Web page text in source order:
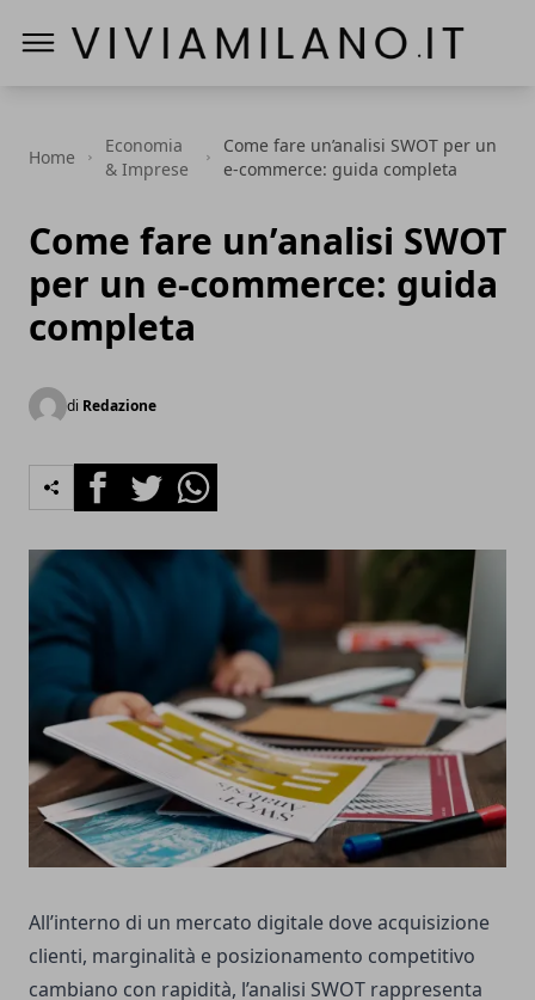
Home
Economia
& Imprese
Come fare un’analisi SWOT per un
e-commerce: guida completa
Come fare un’analisi SWOT
per un e-commerce: guida
completa
di Redazione
FacebookTwitterWhatsapp
All’interno di un mercato digitale dove acquisizione
clienti, marginalità e posizionamento competitivo
cambiano con rapidità, l’analisi SWOT rappresenta